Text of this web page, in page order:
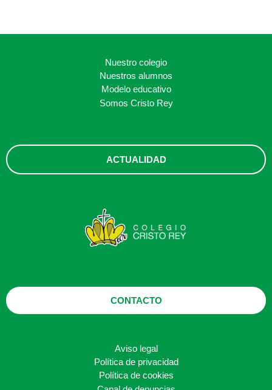
Nuestro colegio
Nuestros alumnos
Modelo educativo
Somos Cristo Rey
ACTUALIDAD
CONTACTO
Aviso legal
Política de privacidad
Política de cookies